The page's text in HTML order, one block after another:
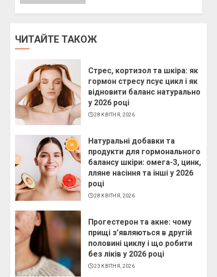
ЧИТАЙТЕ ТАКОЖ
Стрес, кортизол та шкіра: як
гормон стресу псує цикл і як
відновити баланс натурально
у 2026 році
28 КВІТНЯ, 2026
Натуральні добавки та
продукти для гормонального
балансу шкіри: омега-3, цинк,
лляне насіння та інші у 2026
році
28 КВІТНЯ, 2026
Прогестерон та акне: чому
прищі з’являються в другій
половині циклу і що робити
без ліків у 2026 році
23 КВІТНЯ, 2026